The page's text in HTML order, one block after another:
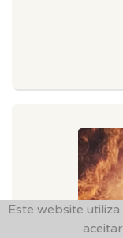
Este website